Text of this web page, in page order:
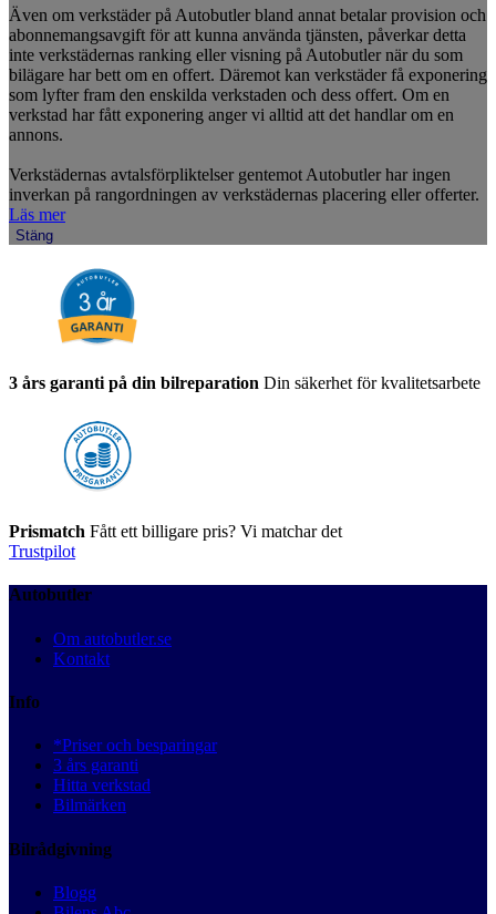
Även om verkstäder på Autobutler bland annat betalar provision och
abonnemangsavgift för att kunna använda tjänsten, påverkar detta
inte verkstädernas ranking eller visning på Autobutler när du som
bilägare har bett om en offert. Däremot kan verkstäder få exponering
som lyfter fram den enskilda verkstaden och dess offert. Om en
verkstad har fått exponering anger vi alltid att det handlar om en
annons.
Verkstädernas avtalsförpliktelser gentemot Autobutler har ingen
inverkan på rangordningen av verkstädernas placering eller offerter.
Läs mer
Stäng
3 års garanti på din bilreparation Din säkerhet för kvalitetsarbete
Prismatch Fått ett billigare pris? Vi matchar det
Trustpilot
Autobutler
Om autobutler.se
Kontakt
Info
*Priser och besparingar
3 års garanti
Hitta verkstad
Bilmärken
Bilrådgivning
Blogg